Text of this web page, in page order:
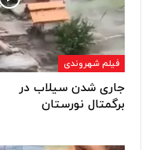
فیلم شهروندی
جاری شدن سیلاب در
برگمتال نورستان